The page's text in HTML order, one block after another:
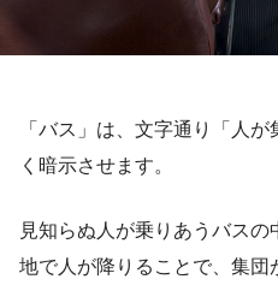
「バス」は、文字通り「人
く暗示させます。
見知らぬ人が乗りあうバス
地で人が降りることで、集団